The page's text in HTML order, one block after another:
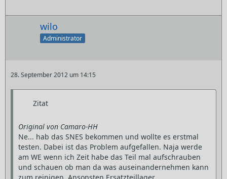
wilo
Administrator
28. September 2012 um 14:15
Zitat
Original von Camaro-HH
Ne... hab das SNES bekommen und wollte es erstmal
testen. Dabei ist das Problem aufgefallen. Naja werde
am WE wenn ich Zeit habe das Teil mal aufschrauben
und schauen ob man da was auseinandernehmen kann
zum reinigen. Ansonsten Ersatzteillager.